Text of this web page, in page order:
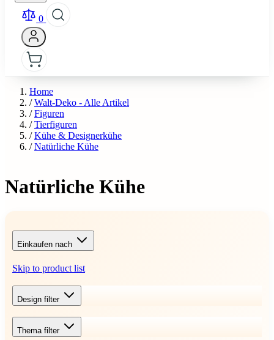
0
Home
/ Walt-Deko - Alle Artikel
/ Figuren
/ Tierfiguren
/ Kühe & Designerkühe
/ Natürliche Kühe
Natürliche Kühe
Einkaufen nach
Skip to product list
Design filter
Thema filter